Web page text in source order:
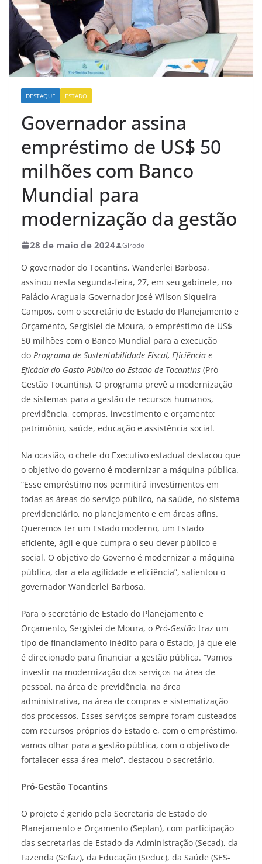
DESTAQUE ESTADO
Governador assina
empréstimo de US$ 50
milhões com Banco
Mundial para
modernização da gestão
28 de maio de 2024 Girodo
O governador do Tocantins, Wanderlei Barbosa,
assinou nesta segunda-feira, 27, em seu gabinete, no
Palácio Araguaia Governador José Wilson Siqueira
Campos, com o secretário de Estado do Planejamento e
Orçamento, Sergislei de Moura, o empréstimo de US$
50 milhões com o Banco Mundial para a execução
do Programa de Sustentabilidade Fiscal, Eficiência e
Eficácia do Gasto Público do Estado de Tocantins (Pró-
Gestão Tocantins). O programa prevê a modernização
de sistemas para a gestão de recursos humanos,
previdência, compras, investimento e orçamento;
patrimônio, saúde, educação e assistência social.
Na ocasião, o chefe do Executivo estadual destacou que
o objetivo do governo é modernizar a máquina pública.
“Esse empréstimo nos permitirá investimentos em
todas as áreas do serviço público, na saúde, no sistema
previdenciário, no planejamento e em áreas afins.
Queremos ter um Estado moderno, um Estado
eficiente, ágil e que cumpra o seu dever público e
social. O objetivo do Governo é modernizar a máquina
pública, dar a ela agilidade e eficiência”, salientou o
governador Wanderlei Barbosa.
Para o secretário de Estado do Planejamento e
Orçamento, Sergislei de Moura, o Pró-Gestão traz um
tipo de financiamento inédito para o Estado, já que ele
é direcionado para financiar a gestão pública. “Vamos
investir na modernização dos serviços na área de
pessoal, na área de previdência, na área
administrativa, na área de compras e sistematização
dos processos. Esses serviços sempre foram custeados
com recursos próprios do Estado e, com o empréstimo,
vamos olhar para a gestão pública, com o objetivo de
fortalecer essa área meio”, destacou o secretário.
Pró-Gestão Tocantins
O projeto é gerido pela Secretaria de Estado do
Planejamento e Orçamento (Seplan), com participação
das secretarias de Estado da Administração (Secad), da
Fazenda (Sefaz), da Educação (Seduc), da Saúde (SES-